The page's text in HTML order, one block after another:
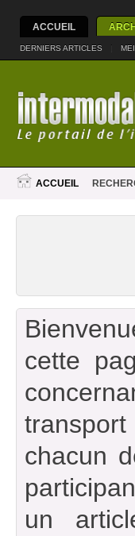
ACCUEIL
DERNIERS ARTICLES |
ACCUEIL
cette
chacun
un